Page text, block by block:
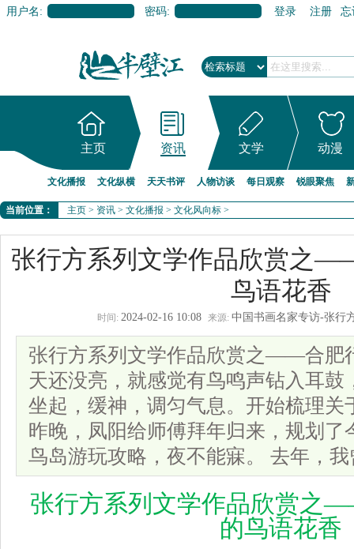
用户名: 密码: 登录 注册 忘
主页 资讯 文学 动漫
文化播报 文化纵横 天天书评 人物访谈 每日观察 锐眼聚焦
当前位置： 主页 > 资讯 > 文化播报 > 文化风向标 >
张行方系列文学作品欣赏之
鸟语花香
时间: 2024-02-16 10:08 来源: 中国书画名家专访-张行
张行方系列文学作品欣赏之——合肥
天还没亮，就感觉有鸟鸣声钻入耳鼓
坐起，缓神，调匀气息。开始梳理关
昨晚，凤阳给师傅拜年归来，规划了
鸟岛游玩攻略，夜不能寐。 去年，我
张行方系列文学作品欣赏之
的鸟语花香